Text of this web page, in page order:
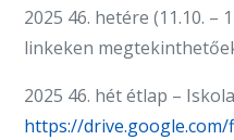
2025 46. hetére (11.10. –
linkeken
2025 46. hét étlap –
https://drive.google.com/